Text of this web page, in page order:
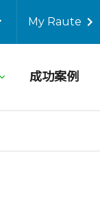
My Raute
成功案例